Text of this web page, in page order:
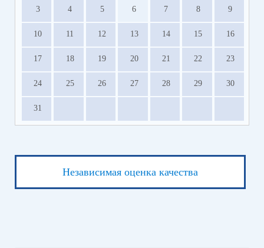
3 4 5 6 7 8 9
10 11 12 13 14 15 16
17 18 19 20 21 22 23
24 25 26 27 28 29 30
31
Независимая оценка качества